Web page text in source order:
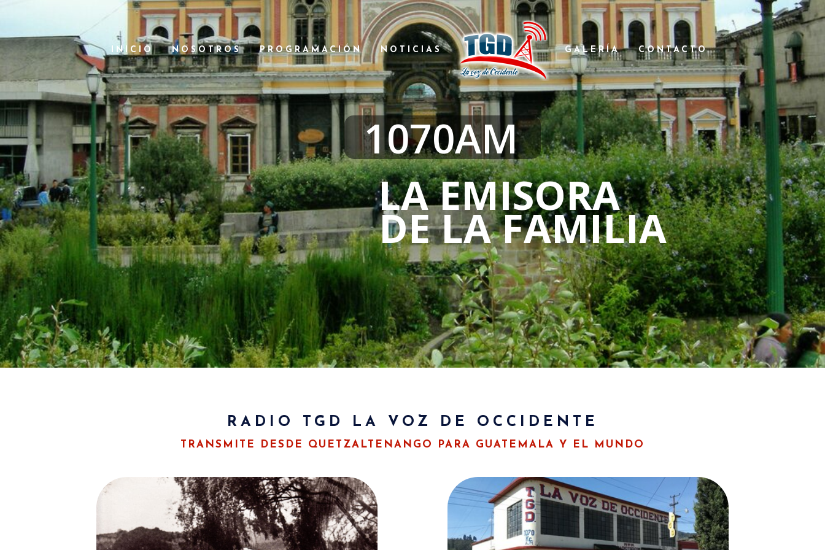
INICIO NOSOTROS PROGRAMACIÓN NOTICIAS GALERÍA CONTACTO
LA EMISORA
DE LA FAMILIA
1070AM
RADIO TGD LA VOZ DE OCCIDENTE
TRANSMITE DESDE QUETZALTENANGO PARA GUATEMALA Y EL MUNDO
LA VOZ DE OCCIDENTE LA VOZ DE OCCIDENTE.